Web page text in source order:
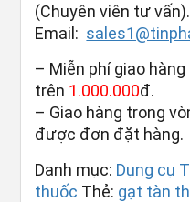
(Chuyên viên tư vấn).
Email:
– Miễn phí giao
trên 1.000.000đ.
– Giao hàng trong
được đơn đặt hàng.
Danh mục: Dụng cụ
thuốc Thẻ: gạt tàn